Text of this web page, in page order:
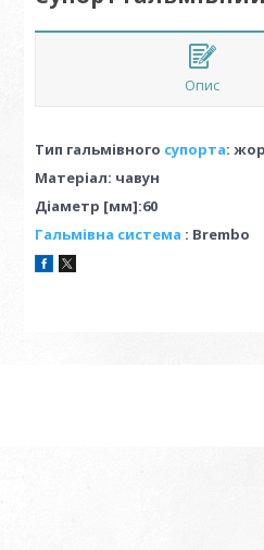
Опис
Тип гальмівного супорта:
Матеріал: чавун
Діаметр [мм]:60
Гальмівна система : Brembo